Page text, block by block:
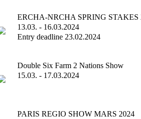
ERCHA-NRCHA SPRING STAKES
13.03. - 16.03.2024
Entry deadline 23.02.2024
Double Six Farm 2 Nations Show
15.03. - 17.03.2024
PARIS REGIO SHOW MARS 2024